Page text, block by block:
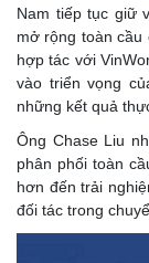
Nam tiếp tục giữ
mở rộng toàn cầu
hợp tác với
vào triển vọng
những kết quả
Ông Chase Liu
phân phối toàn
hơn đến trải
đối tác trong